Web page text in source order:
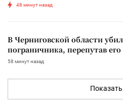
48 минут назад
В Черниговской области
пограничника, перепутав
58 минут назад